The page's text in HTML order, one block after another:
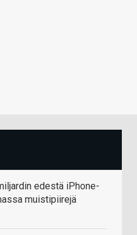
edestä iPhone-
muistipiirejä